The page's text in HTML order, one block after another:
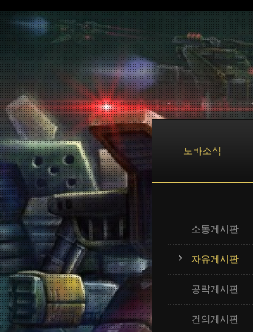
노바소식
소통게시판
자유게시판
공략게시판
건의게시판
Sketchbook5, 스케치
Sketchbook5, 스케치